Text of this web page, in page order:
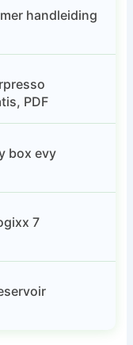
handleiding
PDF
box evy
7